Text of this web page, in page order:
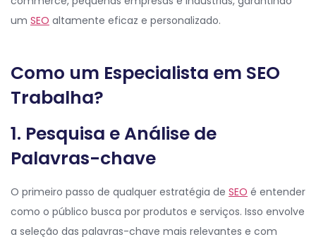
um SEO altamente eficaz e personalizado.
Como um Especialista em SEO
Trabalha?
1. Pesquisa e Análise de
Palavras-chave
O primeiro passo de qualquer estratégia de SEO é entender
como o público busca por produtos e serviços. Isso envolve
a seleção das palavras-chave mais relevantes e com